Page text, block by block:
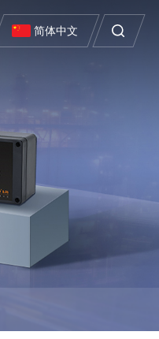
简体中文